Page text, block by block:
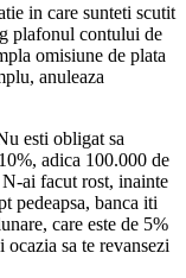
in care sunteti scutit
plafonul contului de
omisiune de plata
anuleaza
esti obligat sa
adica 100.000 de
ai facut rost, inainte
pedeapsa, banca iti
care este de 5%
sa te revansezi